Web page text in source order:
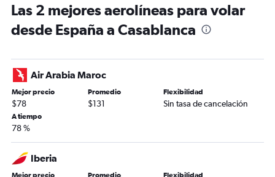
Las 2 mejores aerolíneas para volar
desde España a Casablanca
Air Arabia Maroc
Mejor precio
$78
Promedio
$131
Flexibilidad
Sin tasa de cancelación
A tiempo
78 %
Iberia
Mejor precio Promedio Flexibilidad